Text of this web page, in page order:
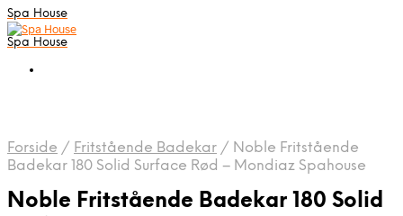
Spa House
Spa House
Forside / Fritstående Badekar / Noble Fritstående
Badekar 180 Solid Surface Rød – Mondiaz Spahouse
Noble Fritstående Badekar 180 Solid